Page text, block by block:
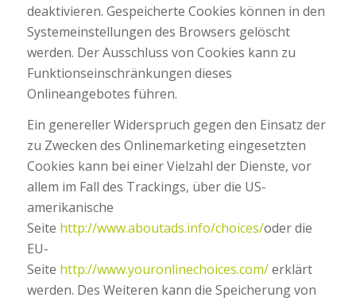
deaktivieren. Gespeicherte Cookies können in den
Systemeinstellungen des Browsers gelöscht
werden. Der Ausschluss von Cookies kann zu
Funktionseinschränkungen dieses
Onlineangebotes führen.
Ein genereller Widerspruch gegen den Einsatz der
zu Zwecken des Onlinemarketing eingesetzten
Cookies kann bei einer Vielzahl der Dienste, vor
allem im Fall des Trackings, über die US-
amerikanische
Seite http://www.aboutads.info/choices/oder die
EU-
Seite http://www.youronlinechoices.com/erklärt
werden. Des Weiteren kann die Speicherung von